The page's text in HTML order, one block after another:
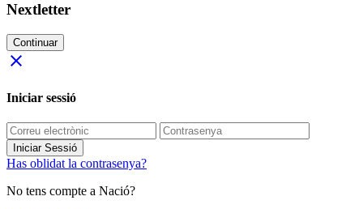
Nextletter
Continuar
close
Iniciar sessió
Iniciar Sessió
Has oblidat la contrasenya?
No tens compte a Nació?